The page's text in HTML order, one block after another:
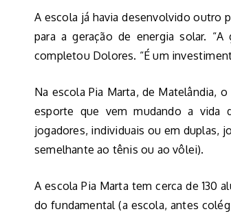
A escola já havia desenvolvido outro
para a geração de energia solar.
completou Dolores. “É um
Na escola Pia Marta, de Matelândia,
esporte que vem mudando a
jogadores, individuais ou em duplas,
semelhante ao tênis ou ao vôlei).
A escola Pia Marta tem cerca de 130
do fundamental (a escola, antes